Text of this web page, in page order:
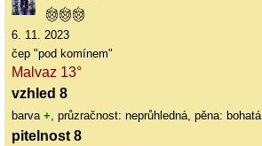
6. 11. 2023
čep "pod komínem"
Malvaz 13°
vzhled 8
barva +, průzračnost: neprůhledná, pěna: bohatá
pitelnost 8